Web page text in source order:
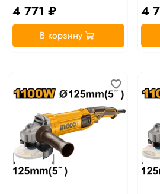
4 771 ₽
В корзину
4